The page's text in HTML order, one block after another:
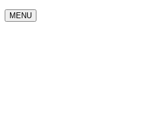
MENU